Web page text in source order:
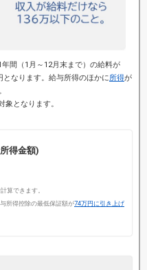
間（1月～12月末まで）の給料が
なります。給与所得のほかに所得が
象となります。
得金額)
計算できます。
所得控除の最低保証額が74万円に引き上げ